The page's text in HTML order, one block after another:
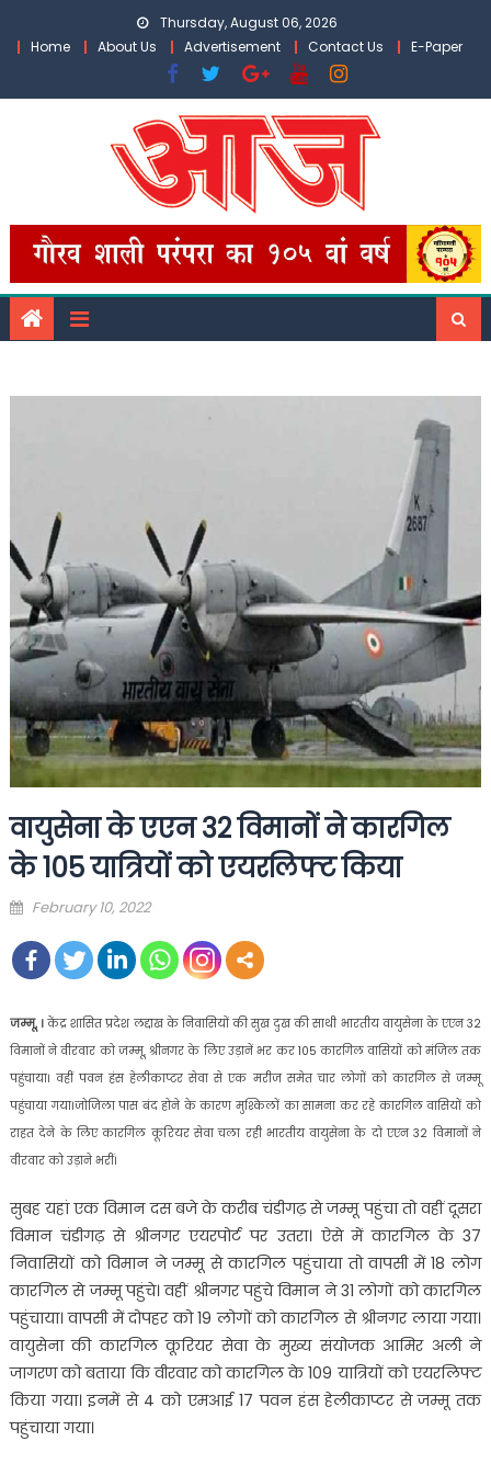
Thursday, August 06, 2026
Home
About Us Advertisement Contact Us E-Paper
वायुसेना के एएन 32 विमानों ने कारगिल
के 105 यात्रियों को एयरलिफ्ट किया
Posted
February 10, 2022
जम्मू, । केंद्र शासित प्रदेश लद्दाख के निवासियों की सुख दुख की साथी भारतीय वायुसेना के एएन 32
विमानों ने वीरवार को जम्मू, श्रीनगर के लिए उड़ानें भर कर 105 कारगिल वासियों को मंजिल तक
पहुंचाया। वहीं पवन हंस हेलीकाप्टर सेवा से एक मरीज समेत चार लोगों को कारगिल से जम्मू
पहुंचाया गया।जोजिला पास बंद होने के कारण मुश्किलों का सामना कर रहे कारगिल वासियों को
राहत देने के लिए कारगिल कूरियर सेवा चला रही भारतीय वायुसेना के दो एएन 32 विमानों ने
वीरवार को उड़ाने भरीं।
सुबह यहां एक विमान दस बजे के करीब चंडीगढ़ से जम्मू पहुंचा तो वहीं दूसरा
विमान चंडीगढ़ से श्रीनगर एयरपोर्ट पर उतरा। ऐसे में कारगिल के 37
निवासियों को विमान ने जम्मू से कारगिल पहुंचाया तो वापसी में 18 लोग
कारगिल से जम्मू पहुंचे। वहीं श्रीनगर पहुंचे विमान ने 31 लोगों को कारगिल
पहुंचाया। वापसी में दोपहर को 19 लोगों को कारगिल से श्रीनगर लाया गया।
वायुसेना की कारगिल कूरियर सेवा के मुख्य संयोजक आमिर अली ने
जागरण को बताया कि वीरवार को कारगिल के 109 यात्रियों को एयरलिफ्ट
किया गया। इनमें से 4 को एमआई 17 पवन हंस हेलीकाप्टर से जम्मू तक
पहुंचाया गया।